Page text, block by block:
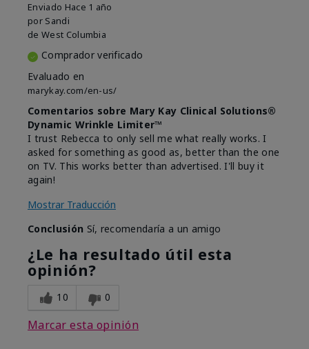
Enviado Hace 1 año
por Sandi
de West Columbia
Comprador verificado
Evaluado en
marykay.com/en-us/
Comentarios sobre Mary Kay Clinical Solutions®
Dynamic Wrinkle Limiter™
I trust Rebecca to only sell me what really works. I
asked for something as good as, better than the one
on TV. This works better than advertised. I'll buy it
again!
Mostrar Traducción
Conclusión Sí, recomendaría a un amigo
¿Le ha resultado útil esta
opinión?
10 0
Marcar esta opinión